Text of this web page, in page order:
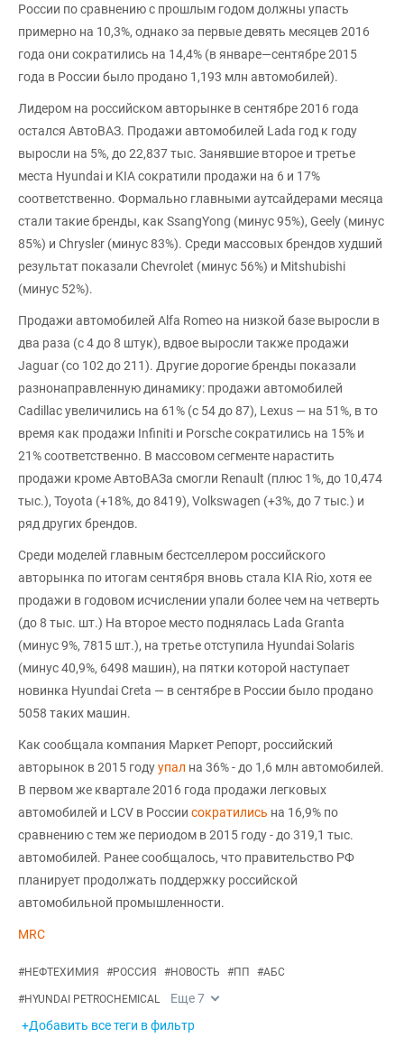
России по сравнению с прошлым годом должны упасть
примерно на 10,3%, однако за первые девять месяцев 2016
года они сократились на 14,4% (в январе—сентябре 2015
года в России было продано 1,193 млн автомобилей).
Лидером на российском авторынке в сентябре 2016 года
остался АвтоВАЗ. Продажи автомобилей Lada год к году
выросли на 5%, до 22,837 тыс. Занявшие второе и третье
места Hyundai и KIA сократили продажи на 6 и 17%
соответственно. Формально главными аутсайдерами месяца
стали такие бренды, как SsangYong (минус 95%), Geely (минус
85%) и Chrysler (минус 83%). Среди массовых брендов худший
результат показали Chevrolet (минус 56%) и Mitshubishi
(минус 52%).
Продажи автомобилей Alfa Romeo на низкой базе выросли в
два раза (с 4 до 8 штук), вдвое выросли также продажи
Jaguar (со 102 до 211). Другие дорогие бренды показали
разнонаправленную динамику: продажи автомобилей
Cadillac увеличились на 61% (с 54 до 87), Lexus — на 51%, в то
время как продажи Infiniti и Porsche сократились на 15% и
21% соответственно. В массовом сегменте нарастить
продажи кроме АвтоВАЗа смогли Renault (плюс 1%, до 10,474
тыс.), Toyota (+18%, до 8419), Volkswagen (+3%, до 7 тыс.) и
ряд других брендов.
Среди моделей главным бестселлером российского
авторынка по итогам сентября вновь стала KIA Rio, хотя ее
продажи в годовом исчислении упали более чем на четверть
(до 8 тыс. шт.) На второе место поднялась Lada Granta
(минус 9%, 7815 шт.), на третье отступила Hyundai Solaris
(минус 40,9%, 6498 машин), на пятки которой наступает
новинка Hyundai Creta — в сентябре в России было продано
5058 таких машин.
Как сообщала компания Маркет Репорт, российский
авторынок в 2015 годуупал на 36% - до 1,6 млн автомобилей.
В первом же квартале 2016 года продажи легковых
автомобилей и LCV в России сократились на 16,9% по
сравнению с тем же периодом в 2015 году - до 319,1 тыс.
автомобилей. Ранее сообщалось, что правительство РФ
планирует продолжать поддержку российской
автомобильной промышленности.
MRC
#НЕФТЕХИМИЯ #РОССИЯ #НОВОСТЬ #ПП #АБС
#HYUNDAI PETROCHEMICAL Еще7
+Добавить все теги в фильтр